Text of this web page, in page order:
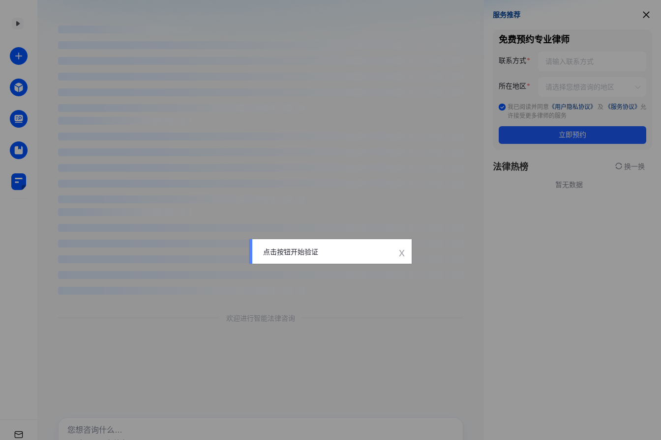
欢迎进行智能法律咨询
服务推荐
服务推荐
免费预约专业律师
联系方式
所在地区
我已阅读并同意 《用户隐私协议》 及 《服务协议》 允
许接受更多律师的服务
立即预约
法律热榜 换一换
暂无数据
点击按钮开始验证 x